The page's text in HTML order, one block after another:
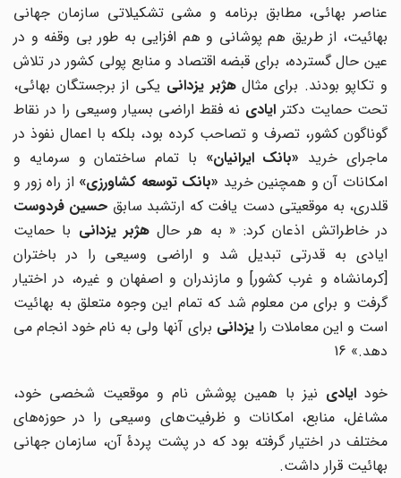
عناصر بهائی، مطابق برنامه و مشی تشکیلاتی سازمان جهانی
بهائیت، از طریق هم پوشانی و هم افزایی به طور بی وقفه و در
عین حال گسترده، برای قبضه اقتصاد و منابع پولی کشور در تلاش
و تکاپو بودند. برای مثالهژبریزدانییکی از برجستگان بهائی،
تحت حمایت دکترایادینه فقط اراضی بسیار وسیعی را در نقاط
گوناگون کشور، تصرف و تصاحب کرده بود، بلکه با اعمال نفوذ در
ماجرای خرید«بانک ایرانیان»با تمام ساختمان و سرمایه و
امکانات آن و همچنین خرید«بانک توسعه کشاورزی»از راه زور و
قلدری، به موقعیتی دست یافت که ارتشبد سابقحسین فردوست
در خاطراتش اذعان کرد: « به هر حالهژبر یزدانیبا حمایت
ایادی به قدرتی تبدیل شد و اراضی وسیعی را در باختران
[کرمانشاه و غرب کشور] و مازندران و اصفهان و غیره، در اختیار
گرفت و برای من معلوم شد که تمام این وجوه متعلق به بهائیت
است و این معاملات را یزدانیبرای آنها ولی به نام خود انجام می
دهد.» 16
خودایادینیز با همین پوشش نام و موقعیت شخصی خود،
مشاغل، منابع، امکانات و ظرفیت‌های وسیعی را در حوزه‌های
مختلف در اختیار گرفته بود که در پشت پردۀ آن، سازمان جهانی
بهائیت قرار داشت.